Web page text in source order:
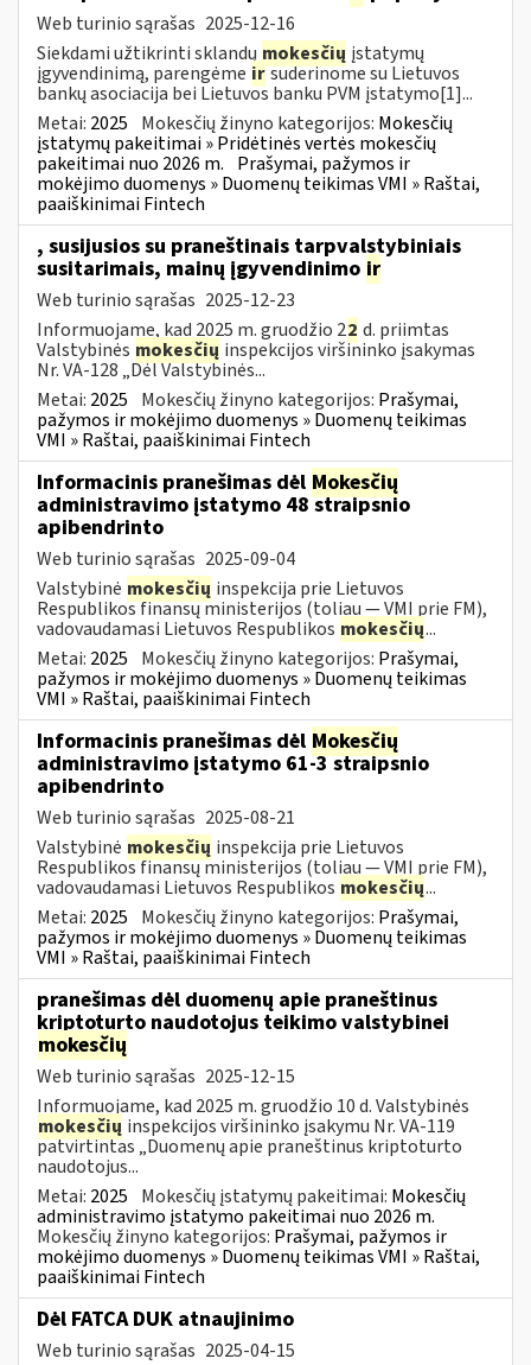
Web turinio sąrašas 2025-12-16
Siekdami užtikrinti sklandų mokesčių įstatymų
įgyvendinimą, parengėme irsuderinome su Lietuvos
bankų asociacija bei Lietuvos banku PVM įstatymo[1]...
Metai: 2025 Mokesčių žinyno kategorijos: Mokesčių
įstatymų pakeitimai » Pridėtinės vertės mokesčių
pakeitimai nuo 2026 m. Prašymai, pažymos ir
mokėjimo duomenys » Duomenų teikimas VMI » Raštai,
paaiškinimai Fintech
, susijusios su praneštinais tarpvalstybiniais
susitarimais, mainų įgyvendinimo ir
Web turinio sąrašas 2025-12-23
Informuojame, kad 2025 m. gruodžio 22 d. priimtas
Valstybinės mokesčių inspekcijos viršininko įsakymas
Nr. VA-128 „Dėl Valstybinės...
Metai: 2025 Mokesčių žinyno kategorijos: Prašymai,
pažymos ir mokėjimo duomenys » Duomenų teikimas
VMI » Raštai, paaiškinimai Fintech
Informacinis pranešimas dėl Mokesčių
administravimo įstatymo 48 straipsnio
apibendrinto
Web turinio sąrašas 2025-09-04
Valstybinė mokesčių inspekcija prie Lietuvos
Respublikos finansų ministerijos (toliau — VMI prie FM),
vadovaudamasi Lietuvos Respublikos mokesčių...
Metai: 2025 Mokesčių žinyno kategorijos: Prašymai,
pažymos ir mokėjimo duomenys » Duomenų teikimas
VMI » Raštai, paaiškinimai Fintech
Informacinis pranešimas dėl Mokesčių
administravimo įstatymo 61-3 straipsnio
apibendrinto
Web turinio sąrašas 2025-08-21
Valstybinė mokesčių inspekcija prie Lietuvos
Respublikos finansų ministerijos (toliau — VMI prie FM),
vadovaudamasi Lietuvos Respublikos mokesčių...
Metai: 2025 Mokesčių žinyno kategorijos: Prašymai,
pažymos ir mokėjimo duomenys » Duomenų teikimas
VMI » Raštai, paaiškinimai Fintech
pranešimas dėl duomenų apie praneštinus
kriptoturto naudotojus teikimo valstybinei
mokesčių
Web turinio sąrašas 2025-12-15
Informuojame, kad 2025 m. gruodžio 10 d. Valstybinės
mokesčių inspekcijos viršininko įsakymu Nr. VA-119
patvirtintas „Duomenų apie praneštinus kriptoturto
naudotojus...
Metai: 2025 Mokesčių įstatymų pakeitimai: Mokesčių
administravimo įstatymo pakeitimai nuo 2026 m.
Mokesčių žinyno kategorijos: Prašymai, pažymos ir
mokėjimo duomenys » Duomenų teikimas VMI » Raštai,
paaiškinimai Fintech
Dėl FATCA DUK atnaujinimo
Web turinio sąrašas 2025-04-15